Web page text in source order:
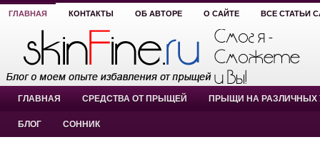
ГЛАВНАЯ КОНТАКТЫ ОБ АВТОРЕ О САЙТЕ ВСЕ СТАТЬИ
ГЛАВНАЯ СРЕДСТВА ОТ ПРЫЩЕЙ ПРЫЩИ НА РАЗЛИЧНЫХ
БЛОГ СОННИК